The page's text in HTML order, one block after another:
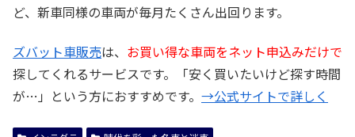
ど、新車同様の車両が毎月たくさん出回ります。
ズバット車販売は、 お買い得な車両をネット申込みだけで
探してくれるサービスです。「安く買いたいけど探す時間
が…」という方におすすめです。 →公式サイトで詳しく